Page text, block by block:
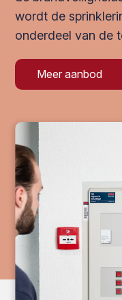
wordt de
onderdeel van de
Meer aanbod